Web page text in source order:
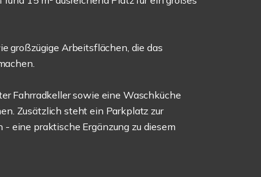
großzügige Arbeitsflächen, die das
Fahrradkeller sowie eine Waschküche
Zusätzlich steht ein Parkplatz zur
eine praktische Ergänzung zu diesem